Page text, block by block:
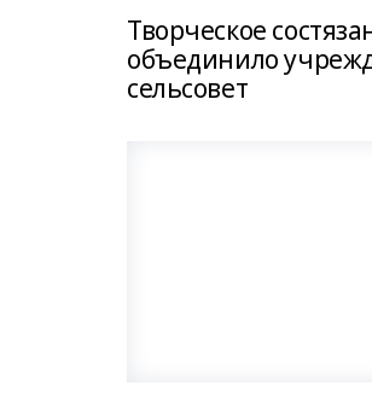
Творческое
объединило
сельсовет